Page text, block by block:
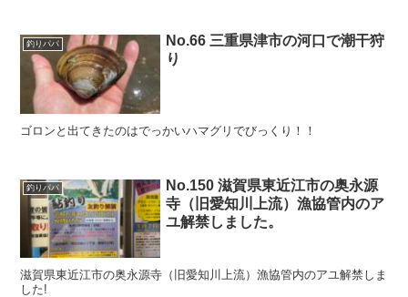
釣りパパ
No.66 三重県津市の河口で潮干狩
り
ゴロンと出てきたのはでっかいハマグリでびっくり！！
釣りパパ
No.150 滋賀県東近江市の奥永源
寺（旧愛知川上流）漁協管内のア
ユ解禁しました。
滋賀県東近江市の奥永源寺（旧愛知川上流）漁協管内のアユ解禁しま
した!